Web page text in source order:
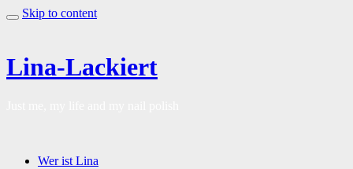
Skip to content
Lina-Lackiert
Wer ist Lina